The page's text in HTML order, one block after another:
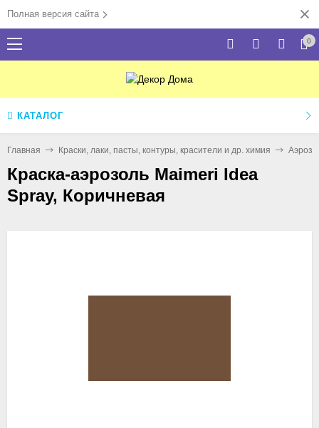
Полная версия сайта
0
КАТАЛОГ
Главная Краски, лаки, пасты, контуры, красители и др. химия
Краска-аэрозоль Maimeri Idea
Spray, Коричневая